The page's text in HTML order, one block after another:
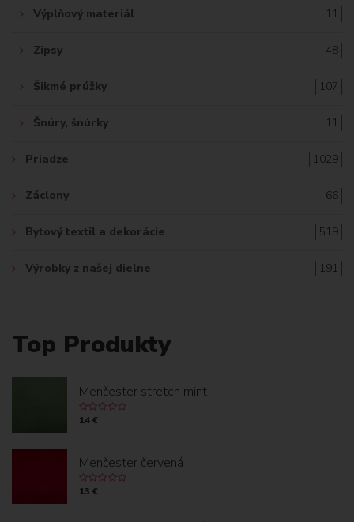
Výplňový materiál 11
Zipsy 48
Šikmé prúžky 107
Šnúry, šnúrky 11
Priadze 1029
Záclony 66
Bytový textil a dekorácie 519
Výrobky z našej dielne 191
Top Produkty
Menčester stretch mint
14 €
Menčester červená
13 €